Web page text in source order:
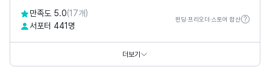
만족도 5.0(17개)
서포터 441명
펀딩·프리오더·스토어 합산
더보기